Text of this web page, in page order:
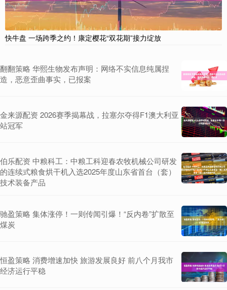
快牛盘 一场跨季之约！康定樱花“双花期”接力绽放
翻翻策略 华熙生物发布声明：网络不实信息纯属捏
造，恶意歪曲事实，已报案
金来源配资 2026赛季揭幕战，拉塞尔夺得F1澳大利亚
站冠军
伯乐配资 中粮科工：中粮工科迎春农牧机械公司研发
的连续式粮食烘干机入选2025年度山东省首台（套）
技术装备产品
驰盈策略 集体涨停！一则传闻引爆！“反内卷”扩散至
煤炭
恒盈策略 消费增速加快 旅游发展良好 前八个月我市
经济运行平稳